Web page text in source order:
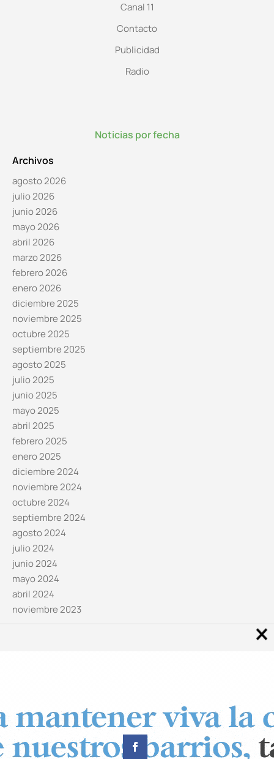
Canal 11
Contacto
Publicidad
Radio
Noticias por fecha
Archivos
agosto 2026
julio 2026
junio 2026
mayo 2026
abril 2026
marzo 2026
febrero 2026
enero 2026
diciembre 2025
noviembre 2025
octubre 2025
septiembre 2025
agosto 2025
julio 2025
junio 2025
mayo 2025
abril 2025
febrero 2025
enero 2025
diciembre 2024
noviembre 2024
octubre 2024
septiembre 2024
agosto 2024
julio 2024
junio 2024
mayo 2024
abril 2024
noviembre 2023